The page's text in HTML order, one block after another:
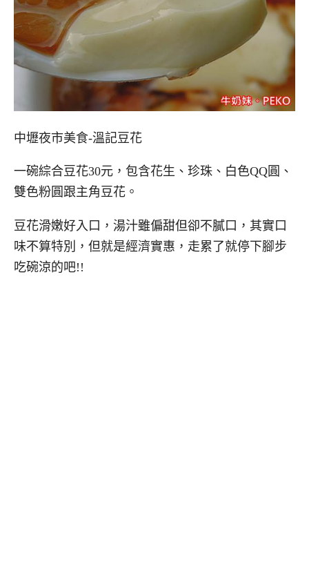
中壢夜市美食-溫記豆花
一碗綜合豆花30元，包含花生、珍珠、白色QQ圓、
雙色粉圓跟主角豆花。
豆花滑嫩好入口，湯汁雖偏甜但卻不膩口，其實口
味不算特別，但就是經濟實惠，走累了就停下腳步
吃碗涼的吧!!